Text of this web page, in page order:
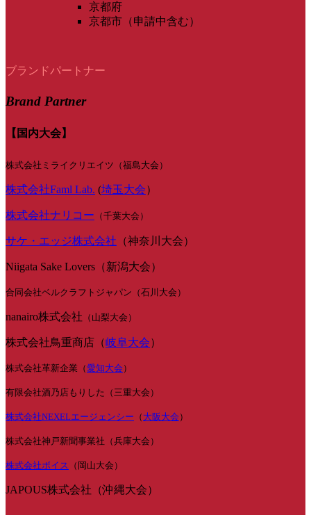
京都府
京都市（申請中含む）
ブランドパートナー
Brand Partner
【国内大会】
株式会社ミライクリエイツ（福島大会）
株式会社Faml Lab. (埼玉大会）
株式会社ナリコー （千葉大会）
サケ・エッジ株式会社 （神奈川大会）
Niigata Sake Lovers（新潟大会）
合同会社ベルクラフトジャパン（石川大会）
nanairo株式会社 （山梨大会）
株式会社鳥重商店（岐阜大会）
株式会社革新企業（愛知大会 ）
有限会社酒乃店もりした（三重大会）
株式会社NEXELエージェンシー （ 大阪大会 ）
株式会社神戸新聞事業社（兵庫大会）
株式会社ボイス （岡山大会）
JAPOUS株式会社（沖縄大会）